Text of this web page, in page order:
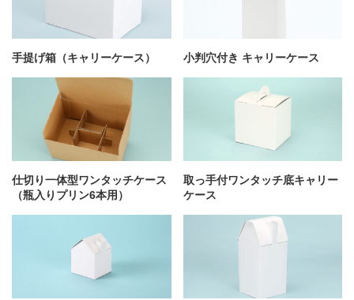
その他のお問合せ
よくあるご質問
手提げ箱（キャリーケース） 小判穴付き キャリーケース
仕切り一体型ワンタッチケース
（瓶入りプリン6本用）
取っ手付ワンタッチ底キャリー
ケース